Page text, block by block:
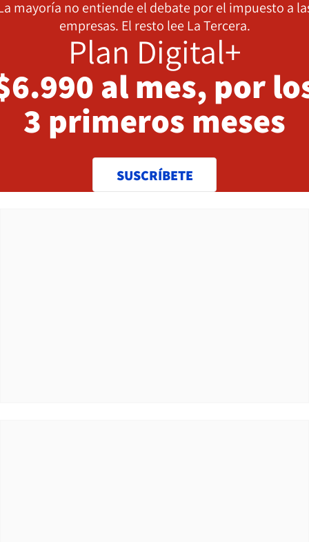
mayoría no entiende el debate por el impuesto a
empresas. El resto lee La Tercera.
Plan Digital+
al mes, por
3 primeros meses
SUSCRÍBETE